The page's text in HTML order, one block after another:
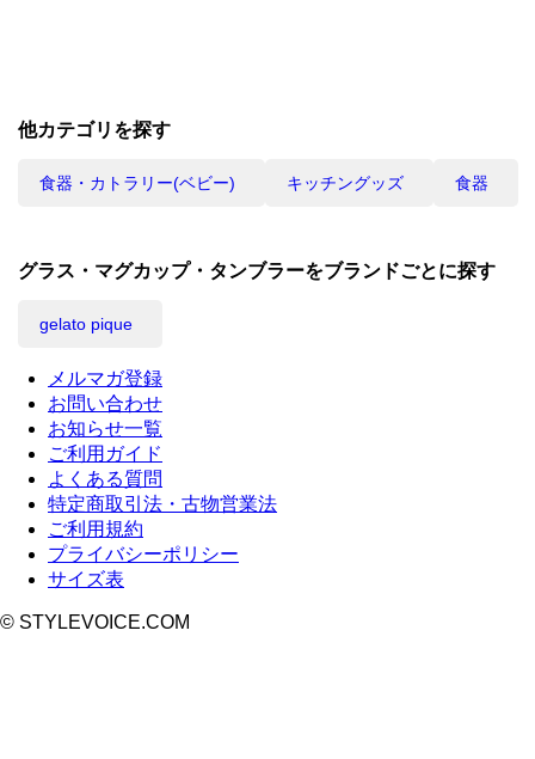
他カテゴリを探す
食器
キッチングッズ
食器・カトラリー(ベビー)
グラス・マグカップ・タンブラーをブランドごとに探す
gelato pique
メルマガ登録
お問い合わせ
お知らせ一覧
ご利用ガイド
よくある質問
特定商取引法・古物営業法
ご利用規約
プライバシーポリシー
サイズ表
© STYLEVOICE.COM